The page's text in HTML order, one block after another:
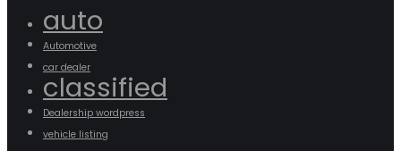
auto
Automotive
car dealer
classified
Dealership wordpress
vehicle listing